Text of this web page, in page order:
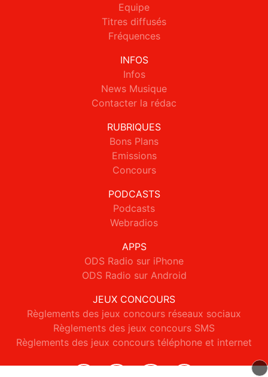
Equipe
Titres diffusés
Fréquences
INFOS
Infos
News Musique
Contacter la rédac
RUBRIQUES
Bons Plans
Emissions
Concours
PODCASTS
Podcasts
Webradios
APPS
ODS Radio sur iPhone
ODS Radio sur Android
JEUX CONCOURS
Règlements des jeux concours réseaux sociaux
Règlements des jeux concours SMS
Règlements des jeux concours téléphone et internet